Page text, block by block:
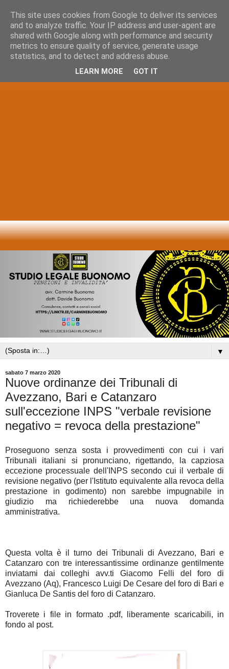
▼
sabato 7 marzo 2020
Nuove ordinanze dei Tribunali di
Avezzano, Bari e Catanzaro
sull'eccezione INPS "verbale revisione
negativo = revoca della prestazione"
Proseguono senza sosta i provvedimenti con cui i vari
Tribunali italiani si pronunciano, rigettando, la capziosa
eccezione processuale dell'INPS secondo cui il verbale di
revisione negativo (per l'Istituto equivalente alla revoca della
prestazione in godimento) non sarebbe impugnabile in
giudizio ma richiederebbe una nuova domanda
amministrativa.
Questa volta è il turno dei Tribunali di Avezzano, Bari e
Catanzaro con tre interessantissime ordinanze gentilmente
inviatami dai colleghi avv.ti Giacomo Felli del foro di
Avezzano (Aq), Francesco Luigi De Cesare del foro di Bari e
Gianluca De Santis del foro di Catanzaro.
Troverete i file in formato .pdf, liberamente scaricabili, in
fondo al post.
This site uses cookies from Google to deliver its services
and to analyze traffic. Your IP address and user-agent are
shared with Google along with performance and security
metrics to ensure quality of service, generate usage
statistics, and to detect and address abuse.
LEARN MORE GOT IT